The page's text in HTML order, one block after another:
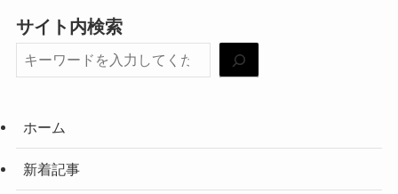
サイト内検索
ホーム
新着記事